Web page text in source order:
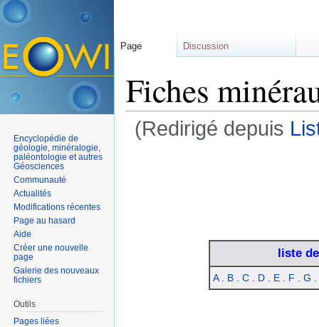
Fiches
(Redirigé depuis
liste
A. B C D E F G
Page Discussion
Encyclopédie de
géologie, minéralogie,
paléontologie et autres
Géosciences
Communauté
Actualités
Modifications récentes
Page au hasard
Aide
Créer une nouvelle
page
Galerie des nouveaux
fichiers
Outils
Pages liées